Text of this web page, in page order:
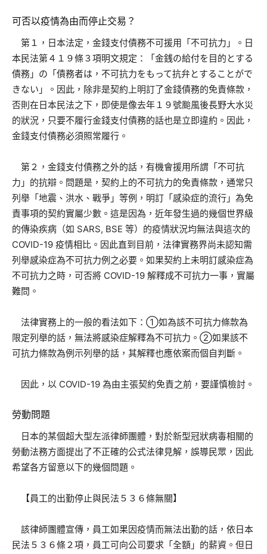
可否以疫情為由而停止交易？
第１，日本法定，金錢支付債務不可援用「不可抗力」。日
本民法第４１９條３項明文規定：「金銭の給付を目的とする
債務」の「債務者は，不可抗力をもって抗弁とすることがで
きない」。因此，除非是契約上明訂了金錢債務的免責條款，
否則在日本民法之下，即使是像去年１９號颱風後長野大水災
的狀況，只要不履行金錢支付債務的話也是立即違約。因此，
金錢支付債務必須照常履行。
第２，金錢支付債務之外的話，有機會援用所謂「不可抗
力」的抗辯。問題是，契約上的不可抗力的免責條款，通常只
列舉「地震、洪水、戰爭」等例，明訂「感染症的流行」為免
責事項的契約實屬少數。這是因為，近年發生過的幾個世界級
的傳染疾病（如 SARS, BSE 等）的疫情狀況均無法與這次的
COVID-19 疫情相比。因此直到目前，法律實務界尚未認知需
列舉感染症為不可抗力例之必要。如果契約上未明訂感染症為
不可抗力之時，可否將 COVID-19 解釋成不可抗力一事，實屬
難問。
法律實務上的一般的看法如下：①如為該不可抗力條款為
限定列舉的話，無法將感染症解釋為不可抗力。②如果該不
可抗力條款為例示列舉的話，其解釋也應依案而個自判斷。
因此，以 COVID-19 為由主張契約免責之前，要謹慎檢討。
勞動問題
日本的某個超大型左派律師團體，對於新型冠狀病毒相關的
勞動法務方面提出了不正確的公式法律見解，誤導民眾，因此
希望各方留意以下的幾個問題。
【員工的出勤停止與民法５３６條無關】
該律師團體宣傳，員工如果因疫情而無法出勤的話，依日本
民法５３６條２項，員工可向公司要求「全額」的薪資。但日